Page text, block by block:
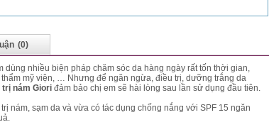
(0)
nhiều biện pháp chăm sóc da hàng ngày rất tốn thời gian,
mỹ viện, … Nhưng để ngăn ngừa, điều trị, dưỡng trắng da
nám Giori đảm bảo chị em sẽ hài lòng sau lần sử dụng đầu tiên.
nám, sạm da và vừa có tác dụng chống nắng với SPF 15 ngăn